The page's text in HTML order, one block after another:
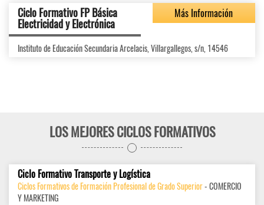
Ciclo Formativo FP Básica
Electricidad y Electrónica
Más Información
Instituto de Educación Secundaria Arcelacis, Villargallegos, s/n, 14546
LOS MEJORES CICLOS FORMATIVOS
Ciclo Formativo Transporte y Logística
Ciclos Formativos de Formación Profesional de Grado Superior- COMERCIO
Y MARKETING